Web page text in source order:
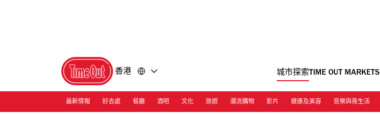
香港 城市探索TIME OUT MARKETS
最新情報 好去處 餐廳 酒吧 文化 旅遊 潮流購物 影片 健康及美容 音樂與夜生活